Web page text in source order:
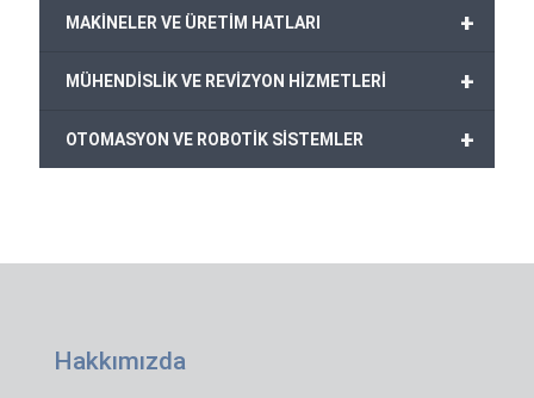
+
MAKİNELER VE ÜRETİM HATLARI
+
MÜHENDİSLİK VE REVİZYON HİZMETLERİ
+
OTOMASYON VE ROBOTİK SİSTEMLER
Hakkımızda